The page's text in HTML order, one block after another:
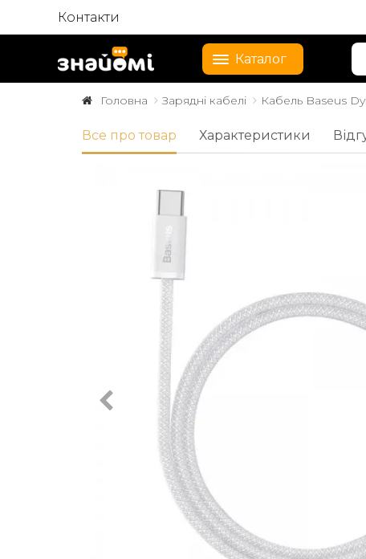
Контакти
Каталог
Головна Зарядні кабелі Кабель Baseus
Все про товар Характеристики